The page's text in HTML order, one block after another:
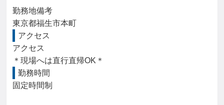
勤務地備考
東京都福生市本町
アクセス
アクセス
＊現場へは直行直帰OK＊
勤務時間
固定時間制